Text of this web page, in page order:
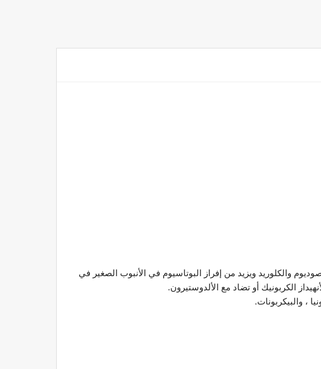
والكلوريد ويزيد من إفراز البوتاسيوم في الأنبوب الصغير في
الكربونيك أو تضاد مع الألدوستيرون.
، والبيكربونات.